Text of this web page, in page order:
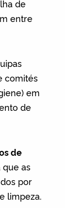
de
entre
comités
em
de
de
que as
por
limpeza.